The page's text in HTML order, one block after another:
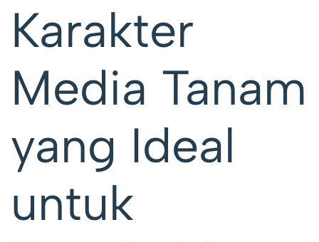
Karakter
Media Tanam
yang Ideal
untuk